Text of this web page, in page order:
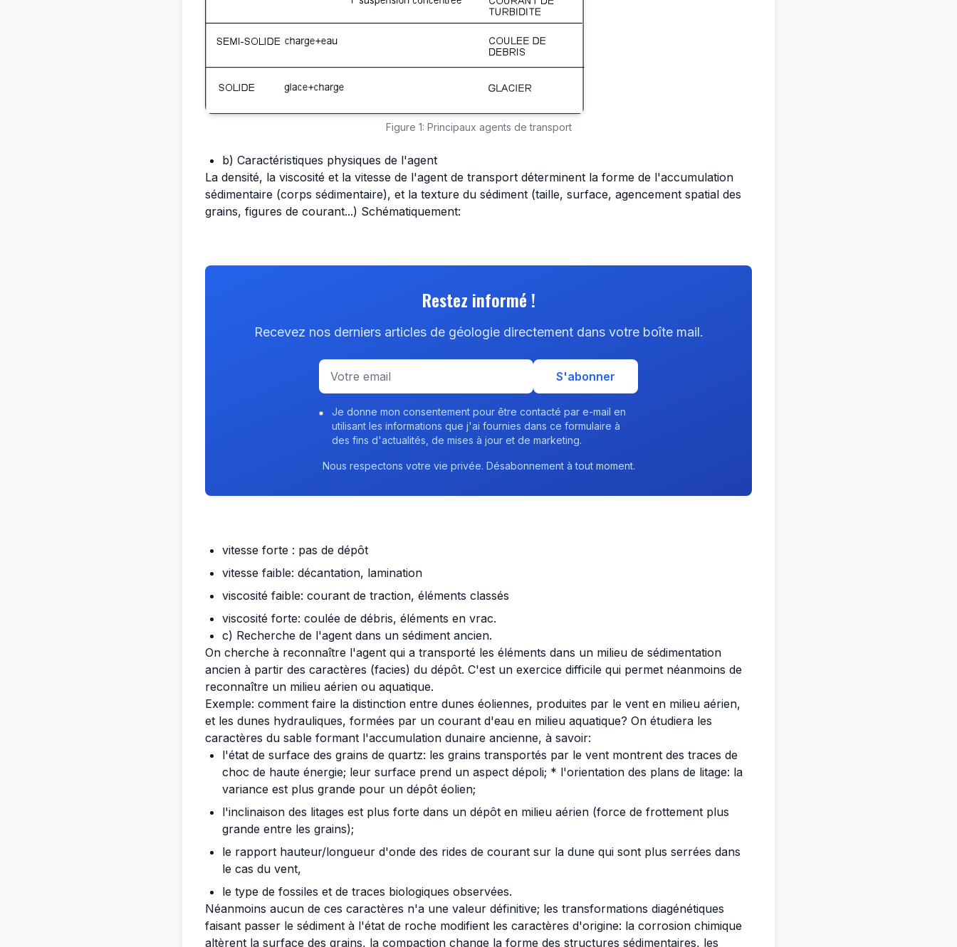
Figure 1: Principaux agents de transport
b) Caractéristiques physiques de l'agent
La densité, la viscosité et la vitesse de l'agent de transport déterminent la forme de l'accumulation
sédimentaire (corps sédimentaire), et la texture du sédiment (taille, surface, agencement spatial des
grains, figures de courant...) Schématiquement:
Restez informé !
Recevez nos derniers articles de géologie directement dans votre boîte mail.
S'abonner
Je donne mon consentement pour être contacté par e-mail en
utilisant les informations que j'ai fournies dans ce formulaire à
des fins d'actualités, de mises à jour et de marketing.
Nous respectons votre vie privée. Désabonnement à tout moment.
vitesse forte : pas de dépôt
vitesse faible: décantation, lamination
viscosité faible: courant de traction, éléments classés
viscosité forte: coulée de débris, éléments en vrac.
c) Recherche de l'agent dans un sédiment ancien.
On cherche à reconnaître l'agent qui a transporté les éléments dans un milieu de sédimentation
ancien à partir des caractères (facies) du dépôt. C'est un exercice difficile qui permet néanmoins de
reconnaître un milieu aérien ou aquatique.
Exemple: comment faire la distinction entre dunes éoliennes, produites par le vent en milieu aérien,
et les dunes hydrauliques, formées par un courant d'eau en milieu aquatique? On étudiera les
caractères du sable formant l'accumulation dunaire ancienne, à savoir:
l'état de surface des grains de quartz: les grains transportés par le vent montrent des traces de
choc de haute énergie; leur surface prend un aspect dépoli; * l'orientation des plans de litage: la
variance est plus grande pour un dépôt éolien;
l'inclinaison des litages est plus forte dans un dépôt en milieu aérien (force de frottement plus
grande entre les grains);
le rapport hauteur/longueur d'onde des rides de courant sur la dune qui sont plus serrées dans
le cas du vent,
le type de fossiles et de traces biologiques observées.
Néanmoins aucun de ces caractères n'a une valeur définitive; les transformations diagénétiques
faisant passer le sédiment à l'état de roche modifient les caractères d'origine: la corrosion chimique
altèrent la surface des grains, la compaction change la forme des structures sédimentaires, les